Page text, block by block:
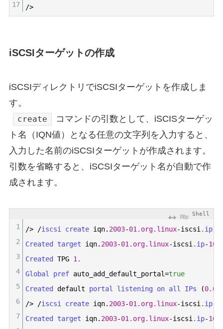
17
/>
iSCSIターゲットの作成
iSCSIディレクトリでiSCSIターゲットを作成しま
す。
create
コマンドの引数として、iSCISターゲッ
ト名（IQN値）となる任意の文字列を入力すると、
入力した名前のiSCSIターゲットが作成されます。
引数を省略すると、iSCSIターゲット名が自動で作
成されます。
Shell
1
2
3
4
5
6
7
/> /iscsi create iqn. 2003-01.org.linux-iscsi .ip-
Created target iqn. 2003-01.org.linux-iscsi .ip-10
Created TPG 1.
Global pref auto_add_default_portal=true
Created default portal listening on all IPs (
/> /iscsi create iqn. 2003-01.org.linux-iscsi .ip-
Created target iqn. 2003-01.org.linux-iscsi .ip-10